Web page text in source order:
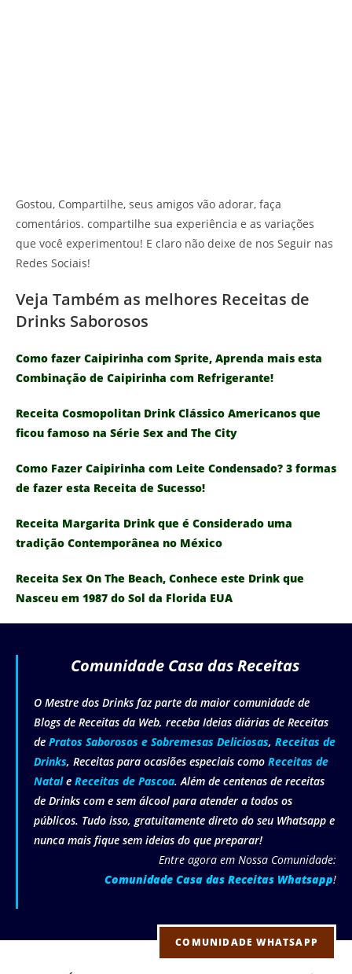
Gostou, Compartilhe, seus amigos vão adorar, faça
comentários. compartilhe sua experiência e as variações
que você experimentou! E claro não deixe de nos Seguir nas
Redes Sociais!
Veja Também as melhores Receitas de
Drinks Saborosos
Como fazer Caipirinha com Sprite, Aprenda mais esta
Combinação de Caipirinha com Refrigerante!
Receita Cosmopolitan Drink Clássico Americanos que
ficou famoso na Série Sex and The City
Como Fazer Caipirinha com Leite Condensado? 3 formas
de fazer esta Receita de Sucesso!
Receita Margarita Drink que é Considerado uma
tradição Contemporânea no México
Receita Sex On The Beach, Conhece este Drink que
Nasceu em 1987 do Sol da Florida EUA
Comunidade Casa das Receitas
O Mestre dos Drinks faz parte da maior comunidade de
Blogs de Receitas da Web, receba Ideias diárias de Receitas
de Pratos Saborosos e Sobremesas Deliciosas, Receitas de
Drinks, Receitas para ocasiões especiais como Receitas de
Natale Receitas de Pascoa. Além de centenas de receitas
de Drinks com e sem álcool para atender a todos os
públicos. Tudo isso, gratuitamente direto do seu Whatsapp e
nunca mais fique sem ideias do que preparar!
Entre agora em Nossa Comunidade:
Comunidade Casa das Receitas Whatsapp!
COMUNIDADE WHATSAPP